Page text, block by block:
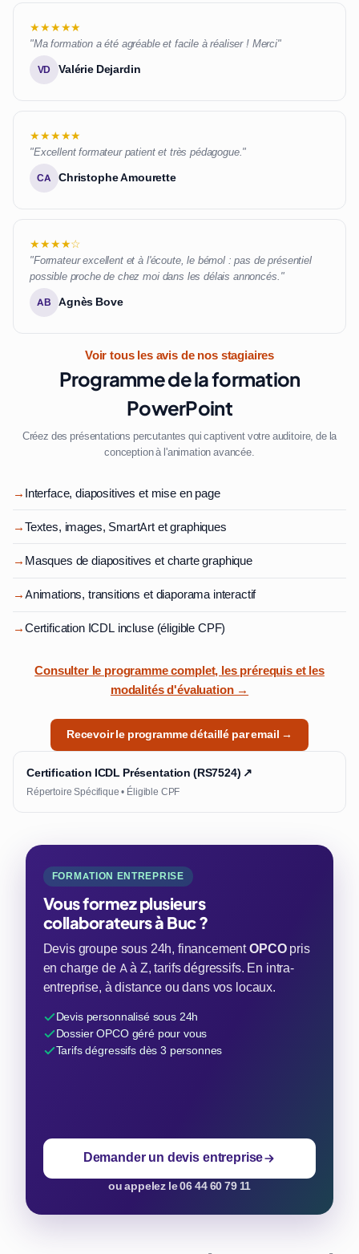
★★★★★
"Ma formation a été agréable et facile à réaliser ! Merci"
VD Valérie Dejardin
★★★★★
"Excellent formateur patient et très pédagogue."
CA Christophe Amourette
★★★★☆
"Formateur excellent et à l'écoute, le bémol : pas de présentiel
possible proche de chez moi dans les délais annoncés."
AB Agnès Bove
Voir tous les avis de nos stagiaires
Programme de la formation
PowerPoint
Créez des présentations percutantes qui captivent votre auditoire, de la
conception à l'animation avancée.
→ Interface, diapositives et mise en page
→Textes, images, SmartArt et graphiques
→ Masques de diapositives et charte graphique
→Animations, transitions et diaporama interactif
→Certification ICDL incluse (éligible CPF)
Consulter le programme complet, les prérequis et les
modalités d'évaluation →
Recevoir le programme détaillé par email →
Certification ICDL Présentation (RS7524) ↗
Répertoire Spécifique • Éligible CPF
FORMATION ENTREPRISE
Vous formez plusieurs
collaborateurs à Buc ?
Devis groupe sous 24h, financementOPCOpris
en charge de A à Z, tarifs dégressifs. En intra-
entreprise, à distance ou dans vos locaux.
Devis personnalisé sous 24h
Dossier OPCO géré pour vous
Tarifs dégressifs dès 3 personnes
Demander un devis entreprise
ou appelez le 06 44 60 79 11